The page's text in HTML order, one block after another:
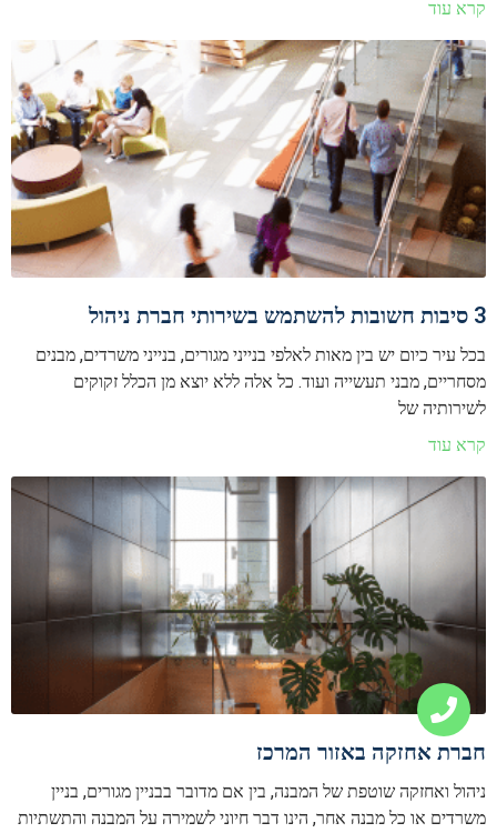
קרא עוד
3 סיבות חשובות להשתמש בשירותי חברת ניהול
בכל עיר כיום יש בין מאות לאלפי בנייני מגורים, בנייני משרדים, מבנים
מסחריים, מבני תעשייה ועוד. כל אלה ללא יוצא מן הכלל זקוקים
לשירותיה של
קרא עוד
חברת אחזקה באזור המרכז
ניהול ואחזקה שוטפת של המבנה, בין אם מדובר בבניין מגורים, בניין
משרדים או כל מבנה אחר, הינו דבר חיוני לשמירה על המבנה והתשתיות